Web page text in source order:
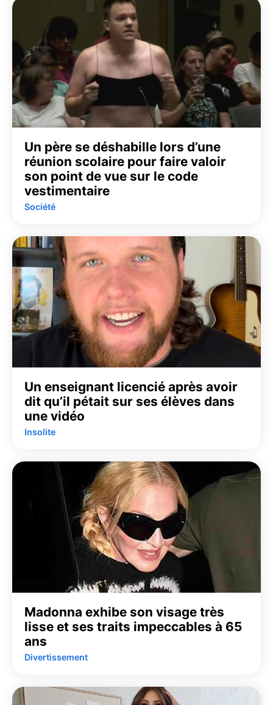
Un père se déshabille lors d’une
réunion scolaire pour faire valoir
son point de vue sur le code
vestimentaire
Société
Un enseignant licencié après avoir
dit qu’il pétait sur ses élèves dans
une vidéo
Insolite
Madonna exhibe son visage très
lisse et ses traits impeccables à 65
ans
Divertissement